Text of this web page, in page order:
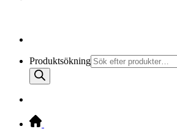
Produktsökning